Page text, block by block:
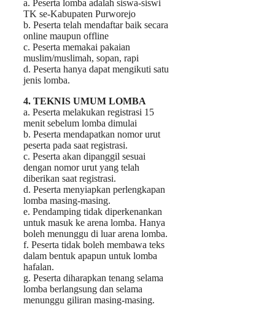
a. Peserta lomba adalah siswa-siswi
TK se-Kabupaten Purworejo
b. Peserta telah mendaftar baik secara
online maupun offline
c. Peserta memakai pakaian
muslim/muslimah, sopan, rapi
d. Peserta hanya dapat mengikuti satu
jenis lomba.
4. TEKNIS UMUM LOMBA
a. Peserta melakukan registrasi 15
menit sebelum lomba dimulai
b. Peserta mendapatkan nomor urut
peserta pada saat registrasi.
c. Peserta akan dipanggil sesuai
dengan nomor urut yang telah
diberikan saat registrasi.
d. Peserta menyiapkan perlengkapan
lomba masing-masing.
e. Pendamping tidak diperkenankan
untuk masuk ke arena lomba. Hanya
boleh menunggu di luar arena lomba.
f. Peserta tidak boleh membawa teks
dalam bentuk apapun untuk lomba
hafalan.
g. Peserta diharapkan tenang selama
lomba berlangsung dan selama
menunggu giliran masing-masing.